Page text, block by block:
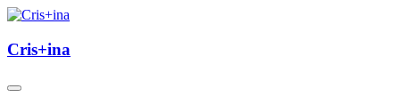
Skip
content
Cris+ina
Cris+ina